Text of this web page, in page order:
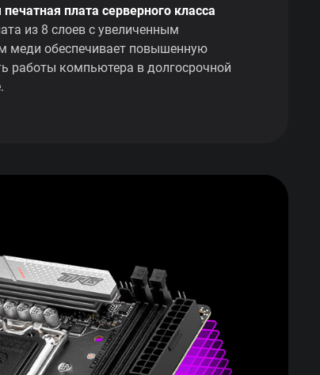
плата серверного класса
из 8 слоев с увеличенным
меди обеспечивает повышенную
работы компьютера в долгосрочной